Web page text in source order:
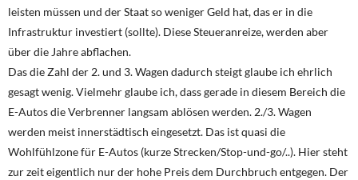
leisten müssen und der Staat so weniger Geld hat, das er in die
Infrastruktur investiert (sollte). Diese Steueranreize, werden aber
über die Jahre abflachen.
Das die Zahl der 2. und 3. Wagen dadurch steigt glaube ich ehrlich
gesagt wenig. Vielmehr glaube ich, dass gerade in diesem Bereich die
E-Autos die Verbrenner langsam ablösen werden. 2./3. Wagen
werden meist innerstädtisch eingesetzt. Das ist quasi die
Wohlfühlzone für E-Autos (kurze Strecken/Stop-und-go/..). Hier steht
zur zeit eigentlich nur der hohe Preis dem Durchbruch entgegen. Der